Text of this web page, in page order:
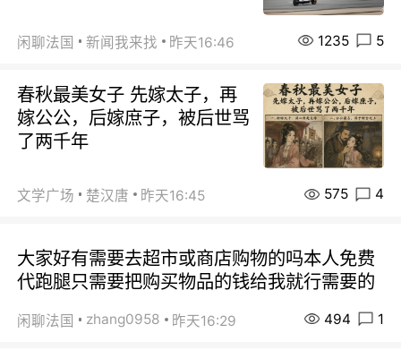
闲聊法国 新闻我来找 昨天16:46 1235 5
春秋最美女子 先嫁太子，再
嫁公公，后嫁庶子，被后世骂
了两千年
文学广场 楚汉唐 昨天16:45 575 4
大家好有需要去超市或商店购物的吗本人免费
代跑腿只需要把购买物品的钱给我就行需要的
闲聊法国 zhang0958 昨天16:29 494 1